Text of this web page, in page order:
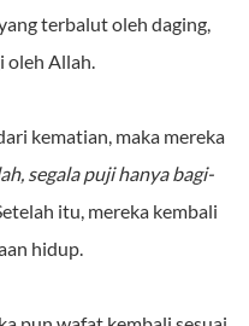
terbalut oleh daging,
Allah.
kematian, maka mereka
segala puji hanya bagi-
itu, mereka kembali
hidup.